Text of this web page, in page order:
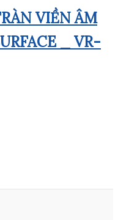
VIỀN ÂM
_ VR-